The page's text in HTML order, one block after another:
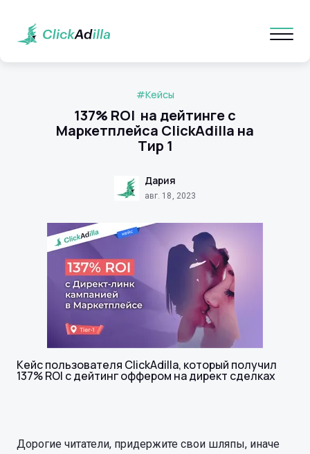
137% ROI на дейтинге с
Маркетплейса ClickAdilla на
Тир 1
#Кейсы
Дария
авг. 18, 2023
Кейс пользователя ClickAdilla, который получил
137% ROI с дейтинг оффером на директ сделках
Дорогие читатели, придержите свои шляпы, иначе